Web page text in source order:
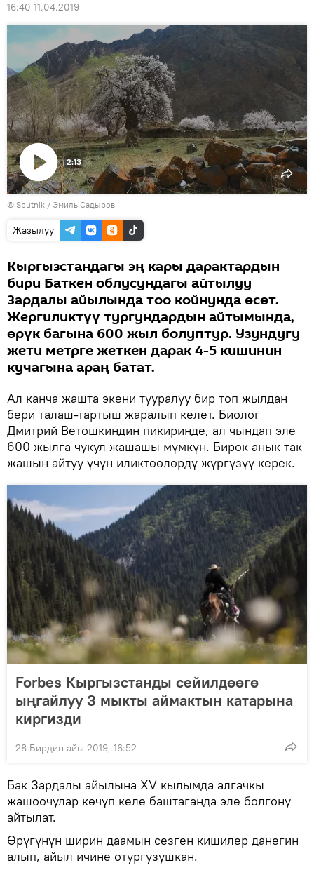
16:40 11.04.2019
Видеону
көрсөтүү
2:13
© Sputnik / Эмиль Садыров
Жазылуу
Кыргызстандагы эң кары дарактардын
бири Баткен облусундагы айтылуу
Зардалы айылында тоо койнунда өсөт.
Жергиликтүү тургундардын айтымында,
өрүк багына 600 жыл болуптур. Узундугу
жети метрге жеткен дарак 4-5 кишинин
кучагына араң батат.
Ал канча жашта экени тууралуу бир топ жылдан
бери талаш-тартыш жаралып келет. Биолог
Дмитрий Ветошкиндин пикиринде, ал чындап эле
600 жылга чукул жашашы мүмкүн. Бирок анык так
жашын айтуу үчүн иликтөөлөрдү жүргүзүү керек.
Forbes Кыргызстанды сейилдөөгө
ыңгайлуу 3 мыкты аймактын катарына
киргизди
28 Бирдин айы 2019, 16:52
Бак Зардалы айылына XV кылымда алгачкы
жашоочулар көчүп келе баштаганда эле болгону
айтылат.
Өрүгүнүн ширин даамын сезген кишилер данегин
алып, айыл ичине отургузушкан.